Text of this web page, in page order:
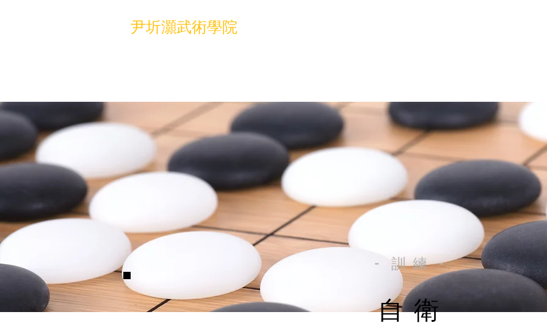
尹圻灝武術學院
自 衛
- 訓 練-